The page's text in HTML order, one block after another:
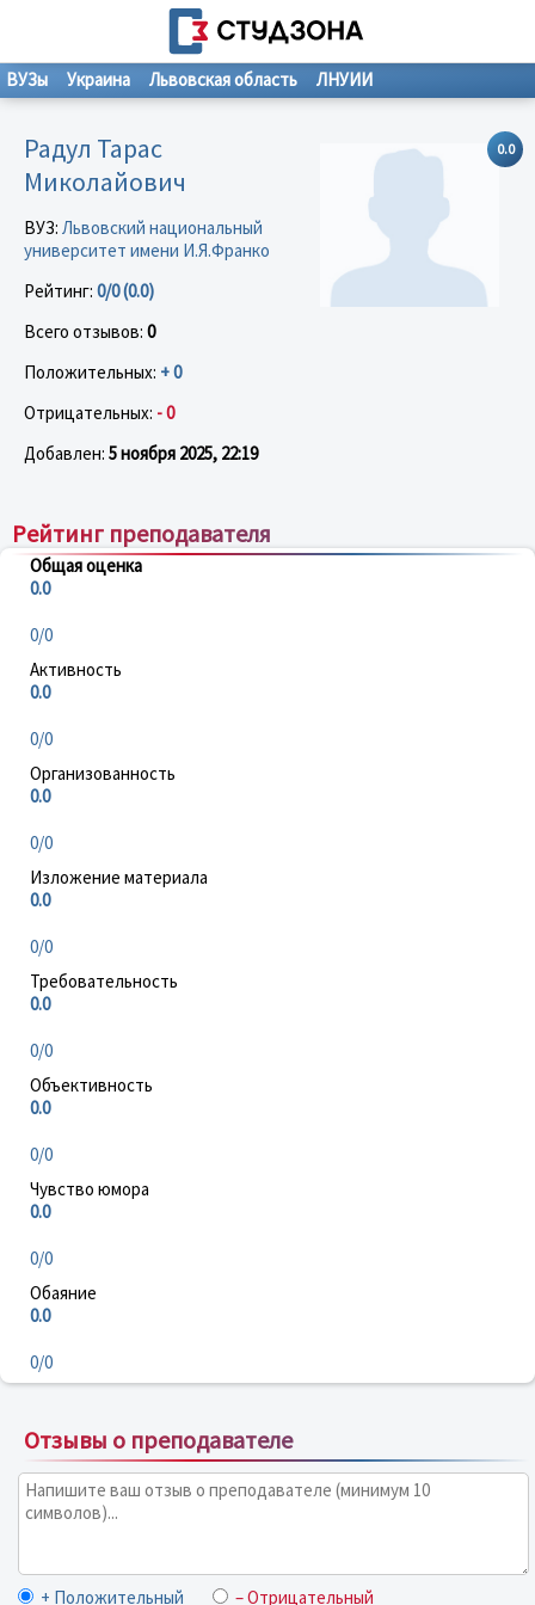
ВУЗы Украина Львовская область ЛНУИИ
0.0
Радул Тарас
Миколайович
ВУЗ: Львовский национальный
университет имени И.Я.Франко
Рейтинг: 0/0 (0.0)
Всего отзывов: 0
Положительных: + 0
Отрицательных: - 0
Добавлен: 5 ноября 2025, 22:19
Рейтинг преподавателя
Общая оценка
0.0
0/0
Активность
0.0
0/0
Организованность
0.0
0/0
Изложение материала
0.0
0/0
Требовательность
0.0
0/0
Объективность
0.0
0/0
Чувство юмора
0.0
0/0
Обаяние
0.0
0/0
Отзывы о преподавателе
+ Положительный – Отрицательный